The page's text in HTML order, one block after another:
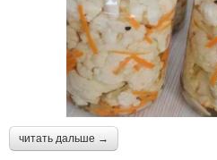
читать дальше →